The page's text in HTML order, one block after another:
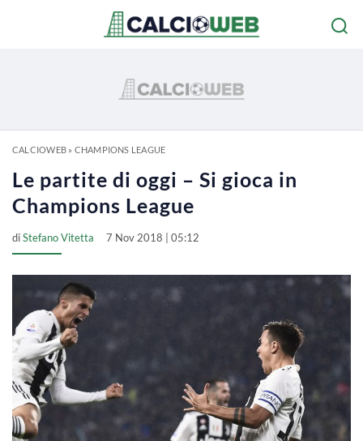
CALCIOWEB» CHAMPIONS LEAGUE
Le partite di oggi – Si gioca in
Champions League
diStefano Vitetta 7 Nov 2018 | 05:12